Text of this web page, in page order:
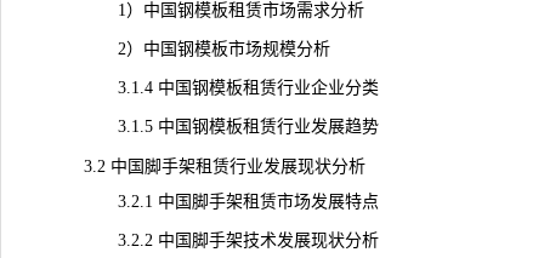
1）中国钢模板租赁市场需求分析
2）中国钢模板市场规模分析
3.1.4 中国钢模板租赁行业企业分类
3.1.5 中国钢模板租赁行业发展趋势
3.2 中国脚手架租赁行业发展现状分析
3.2.1 中国脚手架租赁市场发展特点
3.2.2 中国脚手架技术发展现状分析